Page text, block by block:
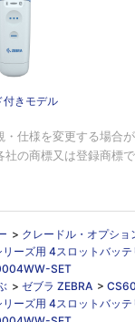
付きモデル
仕様を変更する場合が
の商標又は登録商標で
> クレードル・オプショ
ーズ用 4スロットバッテ
SET
> ゼブラ ZEBRA >
ーズ用 4スロットバッテ